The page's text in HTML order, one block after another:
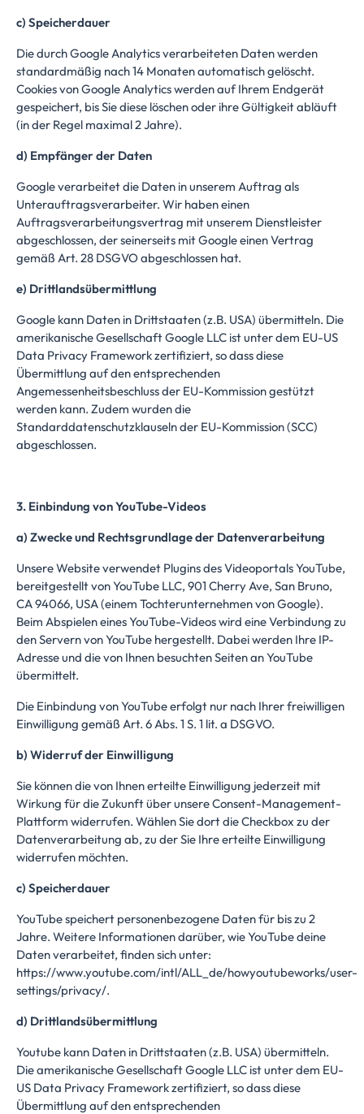
c) Speicherdauer
Die durch Google Analytics verarbeiteten Daten werden
standardmäßig nach 14 Monaten automatisch gelöscht.
Cookies von Google Analytics werden auf Ihrem Endgerät
gespeichert, bis Sie diese löschen oder ihre Gültigkeit abläuft
(in der Regel maximal 2 Jahre).
d) Empfänger der Daten
Google verarbeitet die Daten in unserem Auftrag als
Unterauftragsverarbeiter. Wir haben einen
Auftragsverarbeitungsvertrag mit unserem Dienstleister
abgeschlossen, der seinerseits mit Google einen Vertrag
gemäß Art. 28 DSGVO abgeschlossen hat.
e) Drittlandsübermittlung
Google kann Daten in Drittstaaten (z.B. USA) übermitteln. Die
amerikanische Gesellschaft Google LLC ist unter dem EU-US
Data Privacy Framework zertifiziert, so dass diese
Übermittlung auf den entsprechenden
Angemessenheitsbeschluss der EU-Kommissiongestützt
werden kann. Zudem wurden die
Standarddatenschutzklauseln der EU-Kommission (SCC)
abgeschlossen.
3. Einbindung von YouTube-Videos
a) Zwecke und Rechtsgrundlage der Datenverarbeitung
Unsere Website verwendet Plugins des Videoportals YouTube,
bereitgestellt von YouTube LLC, 901 Cherry Ave, San Bruno,
CA 94066, USA (einem Tochterunternehmen von Google).
Beim Abspielen eines YouTube-Videos wird eine Verbindung zu
den Servern von YouTube hergestellt. Dabei werden Ihre IP-
Adresse und die von Ihnen besuchten Seiten an YouTube
übermittelt.
Die Einbindung von YouTube erfolgt nur nach Ihrer freiwilligen
Einwilligung gemäß Art. 6 Abs. 1 S. 1 lit. a DSGVO.
b) Widerruf der Einwilligung
Sie können die von Ihnen erteilte Einwilligung jederzeit mit
Wirkung für die Zukunft über unsere Consent-Management-
Plattform widerrufen. Wählen Sie dort die Checkbox zu der
Datenverarbeitung ab, zu der Sie Ihre erteilte Einwilligung
widerrufen möchten.
c) Speicherdauer
YouTube speichert personenbezogene Daten für bis zu 2
Jahre. Weitere Informationen darüber, wie YouTube deine
Daten verarbeitet, finden sich unter:
https://www.youtube.com/intl/ALL_de/howyoutubeworks/user-
settings/privacy/.
d) Drittlandsübermittlung
Youtube kann Daten in Drittstaaten (z.B. USA) übermitteln.
Die amerikanische Gesellschaft Google LLC ist unter dem EU-
US Data Privacy Framework zertifiziert, so dass diese
Übermittlung auf den entsprechenden